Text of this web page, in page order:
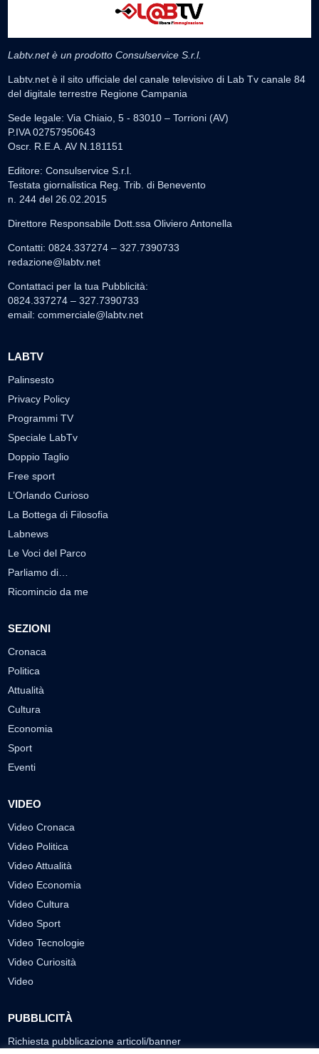
Labtv.net è un prodotto Consulservice S.r.l.
Labtv.net è il sito ufficiale del canale televisivo di Lab Tv canale 84
del digitale terrestre Regione Campania
Sede legale: Via Chiaio, 5 - 83010 – Torrioni (AV)
P.IVA 02757950643
Oscr. R.E.A. AV N.181151
Editore: Consulservice S.r.l.
Testata giornalistica Reg. Trib. di Benevento
n. 244 del 26.02.2015
Direttore Responsabile Dott.ssa Oliviero Antonella
Contatti: 0824.337274 – 327.7390733
redazione@labtv.net
Contattaci per la tua Pubblicità:
0824.337274 – 327.7390733
email: commerciale@labtv.net
LABTV
Palinsesto
Privacy Policy
Programmi TV
Speciale LabTv
Doppio Taglio
Free sport
L’Orlando Curioso
La Bottega di Filosofia
Labnews
Le Voci del Parco
Parliamo di…
Ricomincio da me
SEZIONI
Cronaca
Politica
Attualità
Cultura
Economia
Sport
Eventi
VIDEO
Video Cronaca
Video Politica
Video Attualità
Video Economia
Video Cultura
Video Sport
Video Tecnologie
Video Curiosità
Video
PUBBLICITÀ
Richiesta pubblicazione articoli/banner